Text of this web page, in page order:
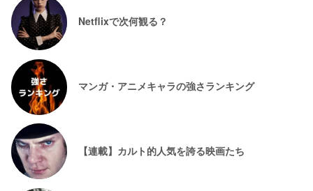
Netflixで次何観る？
マンガ・アニメキャラの強さランキング
【連載】カルト的人気を誇る映画たち